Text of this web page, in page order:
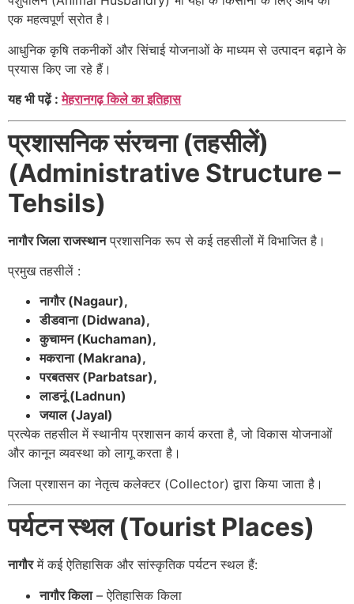
एक महत्वपूर्ण स्रोत है।
आधुनिक कृषि तकनीकों और सिंचाई योजनाओं के माध्यम से उत्पादन बढ़ाने के
प्रयास किए जा रहे हैं।
यह भी पढ़ें :मेहरानगढ़ किले का इतिहास
प्रशासनिक संरचना (तहसीलें)
(Administrative Structure –
Tehsils)
नागौर जिला राजस्थानप्रशासनिक रूप से कई तहसीलों में विभाजित है।
प्रमुख तहसीलें :
नागौर (Nagaur),
डीडवाना (Didwana),
कुचामन (Kuchaman),
मकराना (Makrana),
परबतसर (Parbatsar),
लाडनूं (Ladnun)
जयाल (Jayal)
प्रत्येक तहसील में स्थानीय प्रशासन कार्य करता है, जो विकास योजनाओं
और कानून व्यवस्था को लागू करता है।
जिला प्रशासन का नेतृत्व कलेक्टर (Collector) द्वारा किया जाता है।
पर्यटन स्थल (Tourist Places)
नागौरमें कई ऐतिहासिक और सांस्कृतिक पर्यटन स्थल हैं:
नागौर किला– ऐतिहासिक किला